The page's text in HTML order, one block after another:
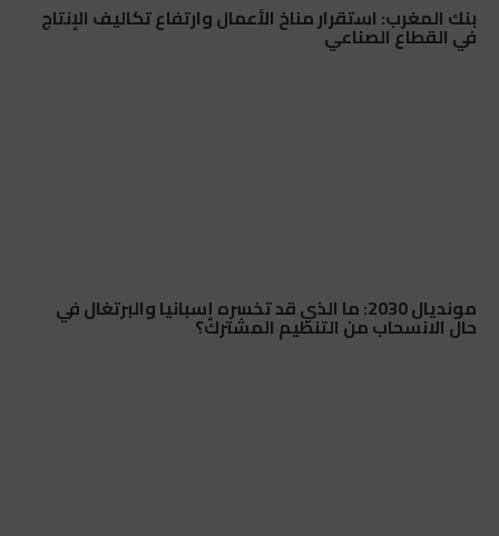
بنك المغرب: استقرار مناخ الأعمال وارتفاع تكاليف الإنتاج
في القطاع الصناعي
مونديال 2030: ما الذي قد تخسره إسبانيا والبرتغال في
حال الانسحاب من التنظيم المشترك؟